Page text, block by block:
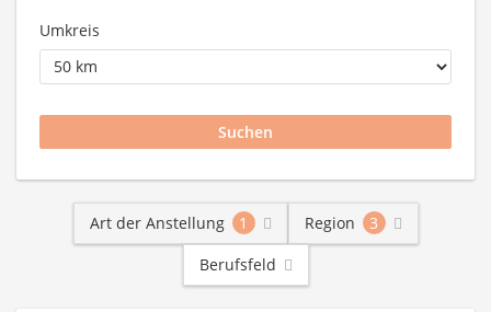
Umkreis
Art der Anstellung 1 Region
3
Berufsfeld